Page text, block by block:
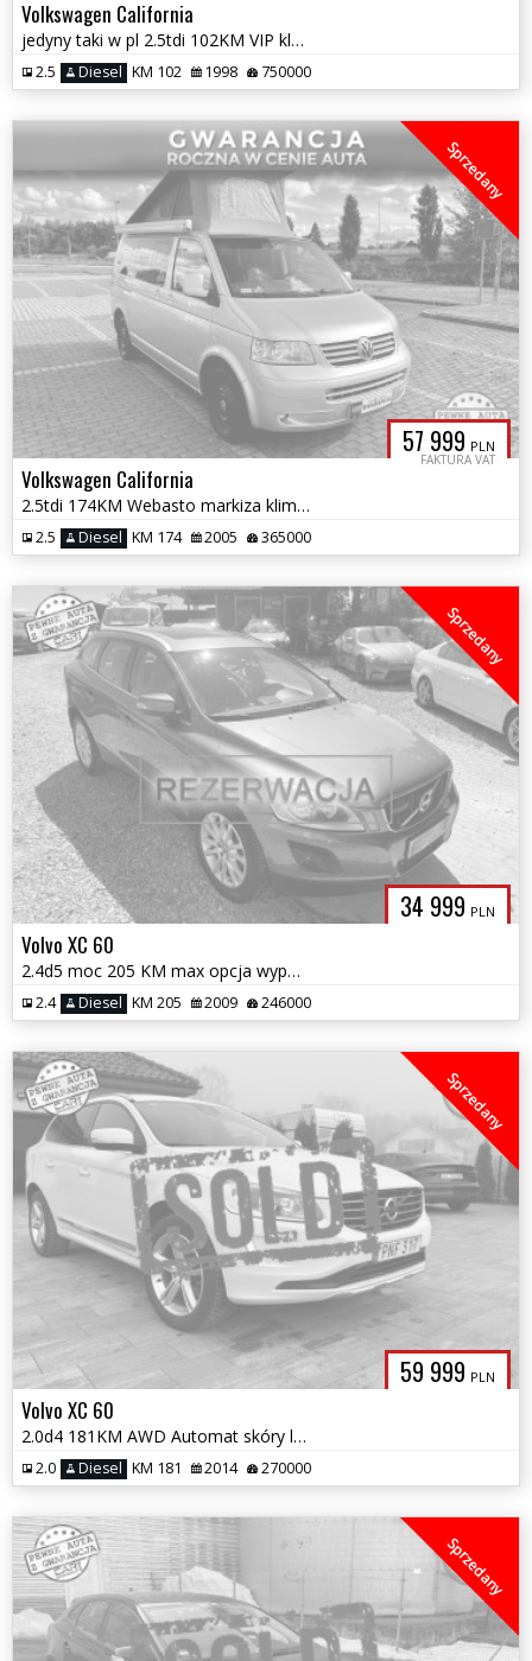
Volkswagen California
jedyny taki w pl 2.5tdi 102KM VIP klass salonka stolik webasto gw
2.5 Diesel KM 102 1998 750000
57 999 PLN
FAKTURA VAT
Sprzedany
Volkswagen California
2.5tdi 174KM Webasto markiza klimatronic 3 str.łóżko x2 1rok.gwarancj
2.5 Diesel KM 174 2005 365000
34 999 PLN
Sprzedany
Volvo XC 60
2.4d5 moc 205 KM max opcja wyposażenia AWD automat full serwis 1.r.gwa
2.4 Diesel KM 205 2009 246000
59 999 PLN
Sprzedany
Volvo XC 60
2.0d4 181KM AWD Automat skóry ledy bi xenon full serwis zamiana gwara
2.0 Diesel KM 181 2014 270000
Sprzedany